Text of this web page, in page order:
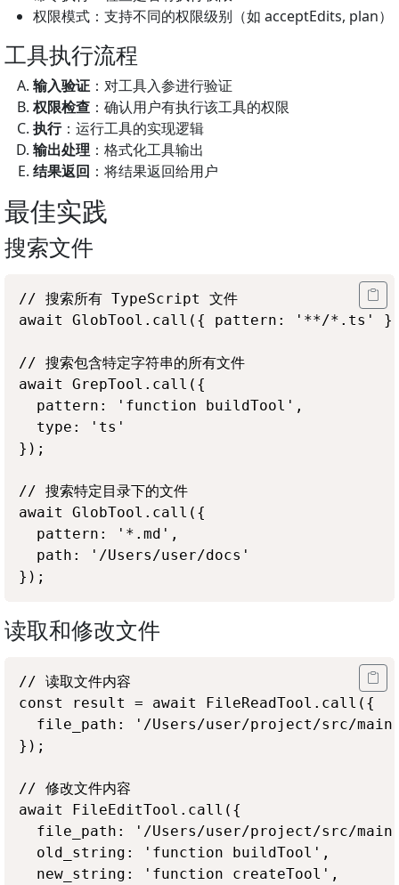
权限模式：支持不同的权限级别（如 acceptEdits, plan）
工具执行流程
输入验证：对工具入参进行验证
权限检查 ：确认用户有执行该工具的权限
执行：运行工具的实现逻辑
输出处理：格式化工具输出
结果返回 ：将结果返回给用户
最佳实践
搜索文件
// 搜索所有 TypeScript 文件
await GlobTool.call({ pattern: '**/*.ts'
// 搜索包含特定字符串的所有文件
await GrepTool.call({
  pattern: 'function buildTool',
  type: 'ts'
});
// 搜索特定目录下的文件
await GlobTool.call({
  pattern: '*.md',
  path: '/Users/user/docs'
读取和修改文件
// 读取文件内容
const result = await FileReadTool.call({
file_path: '/Users/user/project/src/
});
// 修改文件内容
await FileEditTool.call({
file_path: '/Users/user/project/src/
  old_string: 'function buildTool',
  new_string: 'function createTool',